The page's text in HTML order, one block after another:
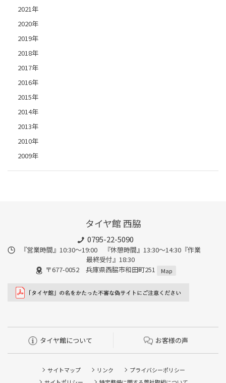
2021年
2020年
2019年
2018年
2017年
2016年
2015年
2014年
2013年
2010年
2009年
タイヤ館 西脇
0795-22-5090
『営業時間』10:30～19:00 『休憩時間』13:30～14:30『作業
最終受付』18:30
〒677-0052 兵庫県西脇市和田町251
Map
タイヤ館について お客様の声
サイトマップ リンク
プライバシーポリシー